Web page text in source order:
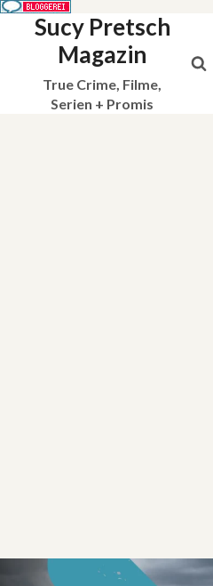
Sucy Pretsch
Magazin
True Crime, Filme,
Serien + Promis